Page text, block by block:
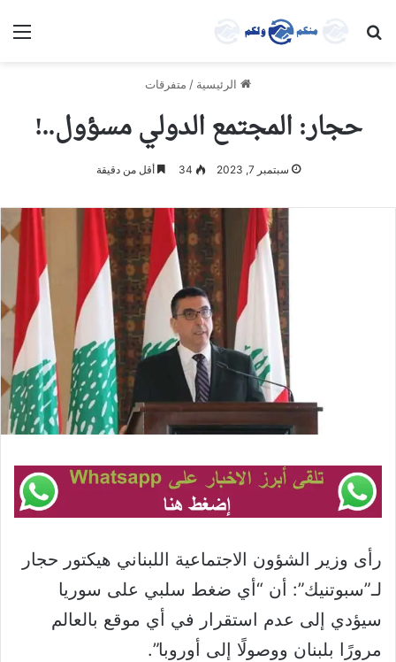
بحث عن
الرئيسية / متفرقات
حجار: المجتمع الدولي مسؤول..!
سبتمبر 7, 2023 34 أقل من دقيقة
رأى وزير الشؤون الاجتماعية اللبناني هيكتور حجار
لـ”سبوتنيك”: أن “أي ضغط سلبي على سوريا
سيؤدي إلى عدم استقرار في أي موقع بالعالم
مرورًا بلبنان ووصولًا إلى أوروبا”.